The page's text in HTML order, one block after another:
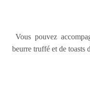
Vous pouvez
beurre truffé et de toasts